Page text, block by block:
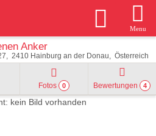
Menu
Anker
2410 Hainburg an der Donau Österreich
Fotos 0 Bewertungen 4